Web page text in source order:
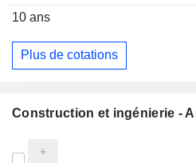
10 ans
Plus de cotations
Construction et ingénierie -